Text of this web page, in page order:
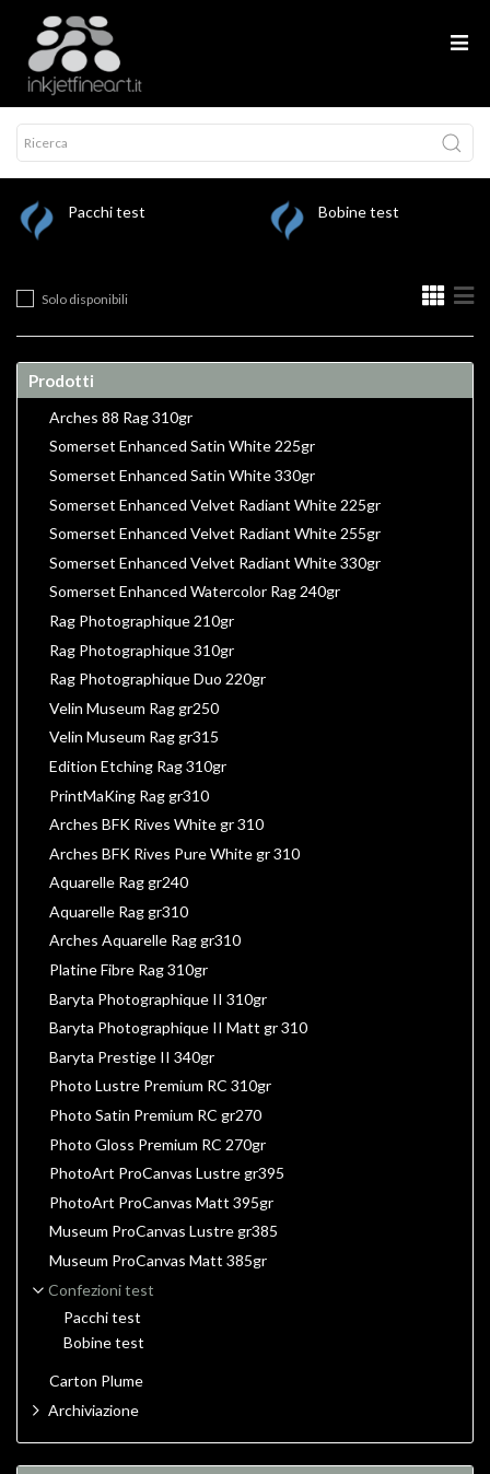
Pacchi test Bobine test
Solo disponibili
Prodotti
Arches 88 Rag 310gr
Somerset Enhanced Satin White 225gr
Somerset Enhanced Satin White 330gr
Somerset Enhanced Velvet Radiant White 225gr
Somerset Enhanced Velvet Radiant White 255gr
Somerset Enhanced Velvet Radiant White 330gr
Somerset Enhanced Watercolor Rag 240gr
Rag Photographique 210gr
Rag Photographique 310gr
Rag Photographique Duo 220gr
Velin Museum Rag gr250
Velin Museum Rag gr315
Edition Etching Rag 310gr
PrintMaKing Rag gr310
Arches BFK Rives White gr 310
Arches BFK Rives Pure White gr 310
Aquarelle Rag gr240
Aquarelle Rag gr310
Arches Aquarelle Rag gr310
Platine Fibre Rag 310gr
Baryta Photographique II 310gr
Baryta Photographique II Matt gr 310
Baryta Prestige II 340gr
Photo Lustre Premium RC 310gr
Photo Satin Premium RC gr270
Photo Gloss Premium RC 270gr
PhotoArt ProCanvas Lustre gr395
PhotoArt ProCanvas Matt 395gr
Museum ProCanvas Lustre gr385
Museum ProCanvas Matt 385gr
Confezioni test
Pacchi test
Bobine test
Carton Plume
Archiviazione